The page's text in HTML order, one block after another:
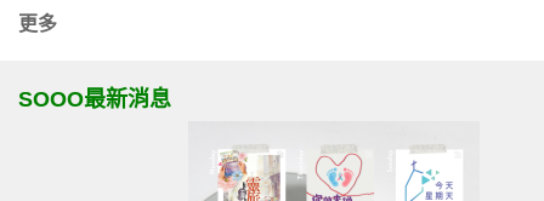
更多
SOOO最新消息